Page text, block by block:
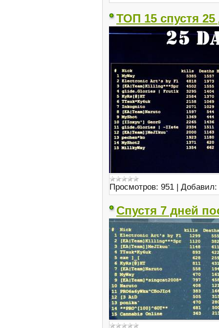
ТОП 15 спустя
Просмотров: 951 | Добавил:
Спустя 7 дней